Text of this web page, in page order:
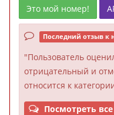
Это мой номер!
Последний отзыв к
"Пользователь
отрицательный и
относится к
Посмотреть